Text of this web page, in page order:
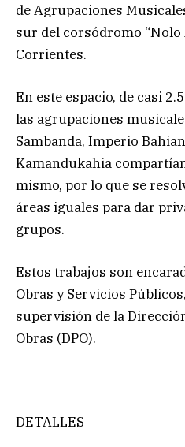
de Agrupaciones
sur del corsódromo “Nolo
Corrientes.
En este espacio, de casi
las agrupaciones
Sambanda, Imperio
Kamandukahia
mismo, por lo que se
áreas iguales para dar
grupos.
Estos trabajos son
Obras y Servicios
supervisión de la
Obras (DPO).
DETALLES